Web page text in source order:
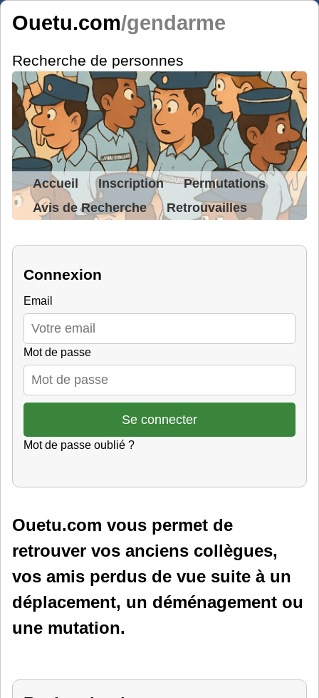
Ouetu.com/gendarme
Recherche de personnes
Accueil Inscription
Permutations
Avis de Recherche
Retrouvailles
Connexion
Email
Mot de passe
Mot de passe oublié ?
Ouetu.com vous permet de
retrouver vos anciens collègues,
vos amis perdus de vue suite à un
déplacement, un déménagement ou
une mutation.